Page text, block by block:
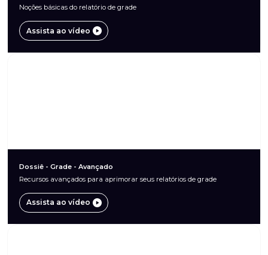
Noções básicas do relatório de grade
Assista ao vídeo
Dossiê - Grade - Avançado
Recursos avançados para aprimorar seus relatórios de grade
Assista ao vídeo